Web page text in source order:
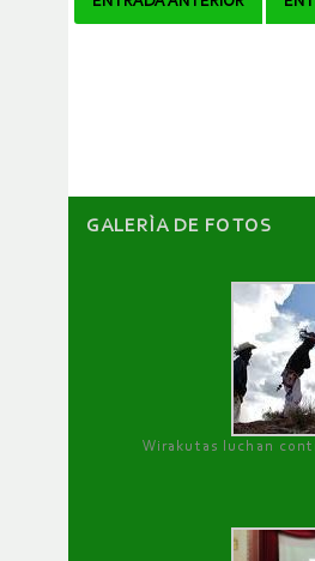
GALERÌA DE FOTOS
Wirakutas luchan